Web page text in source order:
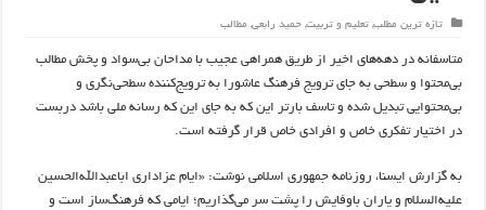
تازه ترین مطلب,تعلیم و تربیت,حمید رابعی, مطالب
متاسفانه در دهه‌های اخیر از طریق همراهی عجیب با مداحان بی‌سواد و پخش مطالب
بی‌محتوا و سطحی به جای ترویج فرهنگ عاشورا به ترویج‌کننده سطحی‌نگری و
بی‌محتوایی تبدیل شده و تاسف بارتر این که به جای این که رسانه ملی باشد دربست
در اختیار تفکری خاص و افرادی خاص قرار گرفته است.
به گزارش ایسنا، روزنامه جمهوری اسلامی نوشت:‌ «ایام عزاداری اباعبدالله‌الحسین
علیه‌السلام و یاران باوفایش را پشت‌ سر می‌گذاریم؛ ایامی که فرهنگ‌ساز است و